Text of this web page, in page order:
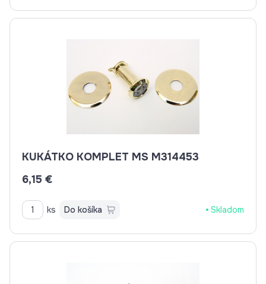
KUKÁTKO KOMPLET MS M314453
6,15 €
ks Do košíka Skladom